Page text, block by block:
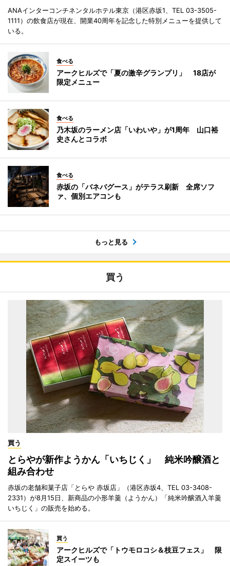
ANAインターコンチネンタルホテル東京（港区赤坂1、TEL 03-3505-
1111）の飲食店が現在、開業40周年を記念した特別メニューを提供して
いる。
食べる
アークヒルズで「夏の激辛グランプリ」 18店が
限定メニュー
食べる
乃木坂のラーメン店「いわいや」が1周年 山口裕
史さんとコラボ
食べる
赤坂の「バネバグース」がテラス刷新 全席ソフ
ァ、個別エアコンも
もっと見る
買う
買う
とらやが新作ようかん「いちじく」 純米吟醸酒と
組み合わせ
赤坂の老舗和菓子店「とらや 赤坂店」（港区赤坂4、TEL 03-3408-
2331）が8月15日、新商品の小形羊羹（ようかん）「純米吟醸酒入羊羹
いちじく」の販売を始める。
買う
アークヒルズで「トウモロコシ＆枝豆フェス」 限
定スイーツも